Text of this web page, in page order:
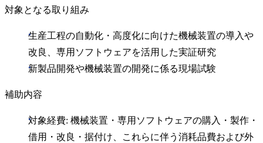
対象となる取り組み
生産工程の自動化・高度化に向けた機械装置の導入や
改良、専用ソフトウェアを活用した実証研究
新製品開発や機械装置の開発に係る現場試験
補助内容
対象経費: 機械装置・専用ソフトウェアの購入・製作・
借用・改良・据付け、これらに伴う消耗品費および外